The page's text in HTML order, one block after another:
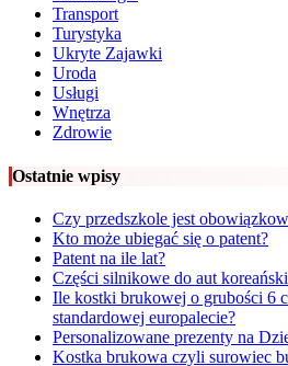
Transport
Turystyka
Ukryte Zajawki
Uroda
Usługi
Wnętrza
Zdrowie
Ostatnie wpisy
Czy przedszkole jest
Kto może ubiegać się o patent?
Patent na ile lat?
Części silnikowe do aut
Ile kostki brukowej o grubości 6
standardowej europalecie?
Personalizowane prezenty na
Kostka brukowa czyli surowiec